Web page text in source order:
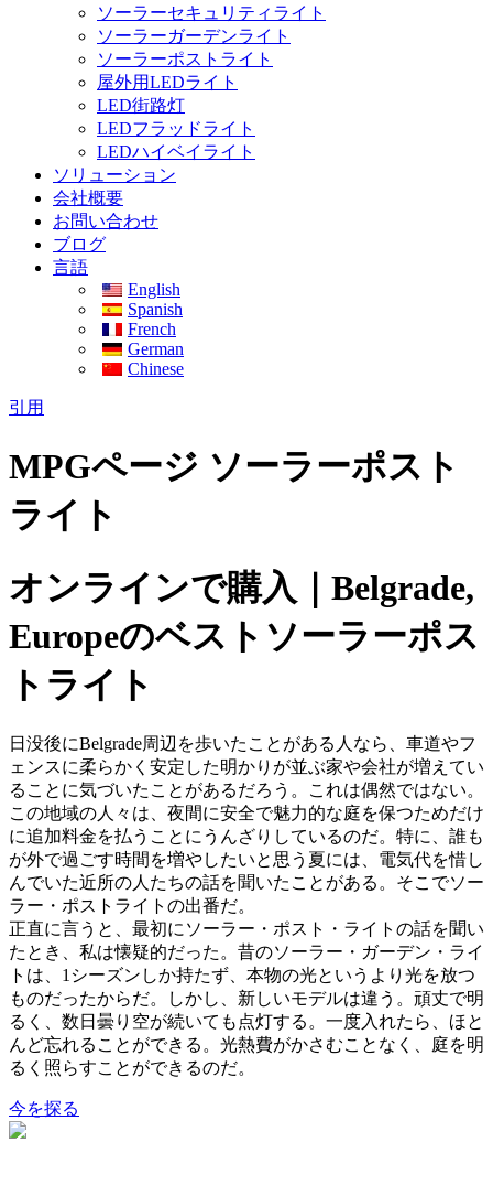
ソーラーセキュリティライト
ソーラーガーデンライト
ソーラーポストライト
屋外用LEDライト
LED街路灯
LEDフラッドライト
LEDハイベイライト
ソリューション
会社概要
お問い合わせ
ブログ
言語
English
Spanish
French
German
Chinese
引用
MPGページ ソーラーポスト
ライト
オンラインで購入｜Belgrade,
Europeのベストソーラーポス
トライト
日没後にBelgrade周辺を歩いたことがある人なら、車道やフ
ェンスに柔らかく安定した明かりが並ぶ家や会社が増えてい
ることに気づいたことがあるだろう。これは偶然ではない。
この地域の人々は、夜間に安全で魅力的な庭を保つためだけ
に追加料金を払うことにうんざりしているのだ。特に、誰も
が外で過ごす時間を増やしたいと思う夏には、電気代を惜し
んでいた近所の人たちの話を聞いたことがある。そこでソー
ラー・ポストライトの出番だ。
正直に言うと、最初にソーラー・ポスト・ライトの話を聞い
たとき、私は懐疑的だった。昔のソーラー・ガーデン・ライ
トは、1シーズンしか持たず、本物の光というより光を放つ
ものだったからだ。しかし、新しいモデルは違う。頑丈で明
るく、数日曇り空が続いても点灯する。一度入れたら、ほと
んど忘れることができる。光熱費がかさむことなく、庭を明
るく照らすことができるのだ。
今を探る